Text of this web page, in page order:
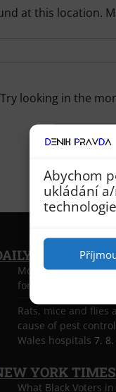
Abychom
ukládání
at this location.
Try looking in the
POST CO UK
More than 20
former Jewson site in
Rats, mice and flies
cause of pest
Wales hospitals 7.
YORK TIMES
What Black Voters